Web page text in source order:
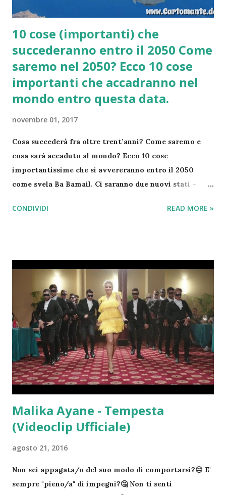
10 cose (importanti) che
succederanno entro il 2050 Come
saremo nel 2050? Ecco 10 cose
importanti che accadranno nel
mondo entro questa data.
novembre 01, 2017
Cosa succederà fra oltre trent’anni? Come saremo e
cosa sarà accaduto al mondo? Ecco 10 cose
importantissime che si avvereranno entro il 2050
come svela Ba Bamail. Ci saranno due nuovi stati –
dalla Papua Nuova Guinea e lo stesso accadrà alla
dovrebbe essere inaugurata nel 2020 e verrà abitata
anche dagli astronauti. Sbarcheremo su Marte – Il
miliardario Elon Musk ha una grande ambizione:
arrivare su Marte. Secondo i suoi calcoli ci riuscirà nel
2024, grazie alla missione Space X Ci saranno 8 bilioni
di persone – Secondo le stime degli Stati Uniti nel
2025 supereremo la soglia di 8 bilioni di persone sulla
Terra. Una cifra davvero impressionante Venezia sarà
inabitabile – In base ai calcoli degli...
CONDIVIDI READ MORE »
Malika Ayane - Tempesta
(Videoclip Ufficiale)
agosto 21, 2016
Non sei appagata/o del suo modo di comportarsi?😐 E'
sempre "pieno/a" di impegni?🤔 Non ti senti